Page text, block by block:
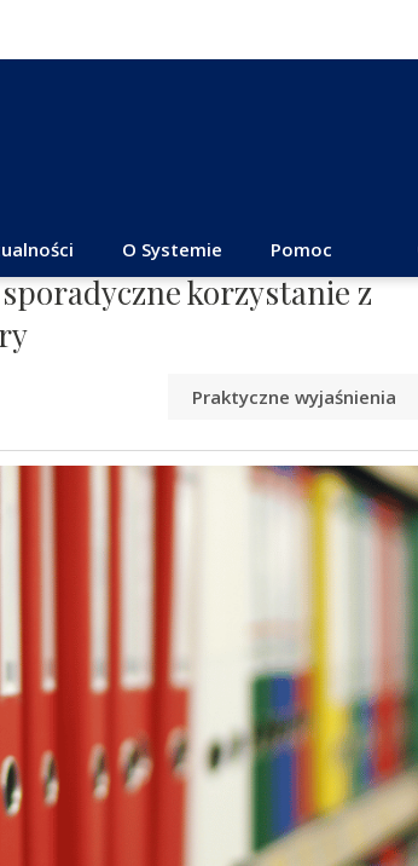
O Systemie Pomoc
korzystanie z
Praktyczne wyjaśnienia